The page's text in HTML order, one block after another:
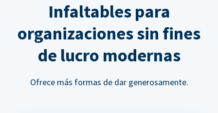
Infaltables para
organizaciones sin fines
de lucro modernas
Ofrece más formas de dar generosamente.